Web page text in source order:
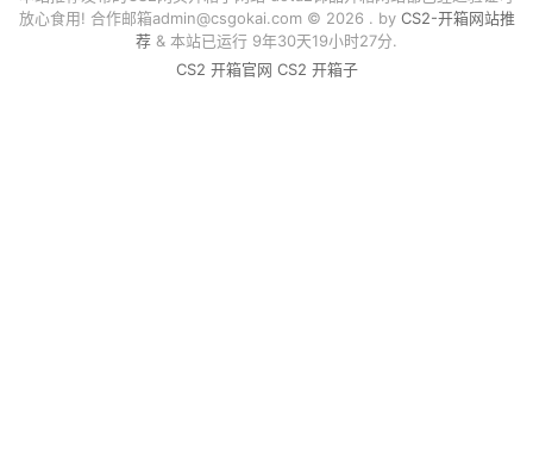
放心食用! 合作邮箱admin@csgokai.com© 2026 . by CS2-开箱网站推
荐 & 本站已运行 9年30天19小时27分.
CS2 开箱官网 CS2 开箱子